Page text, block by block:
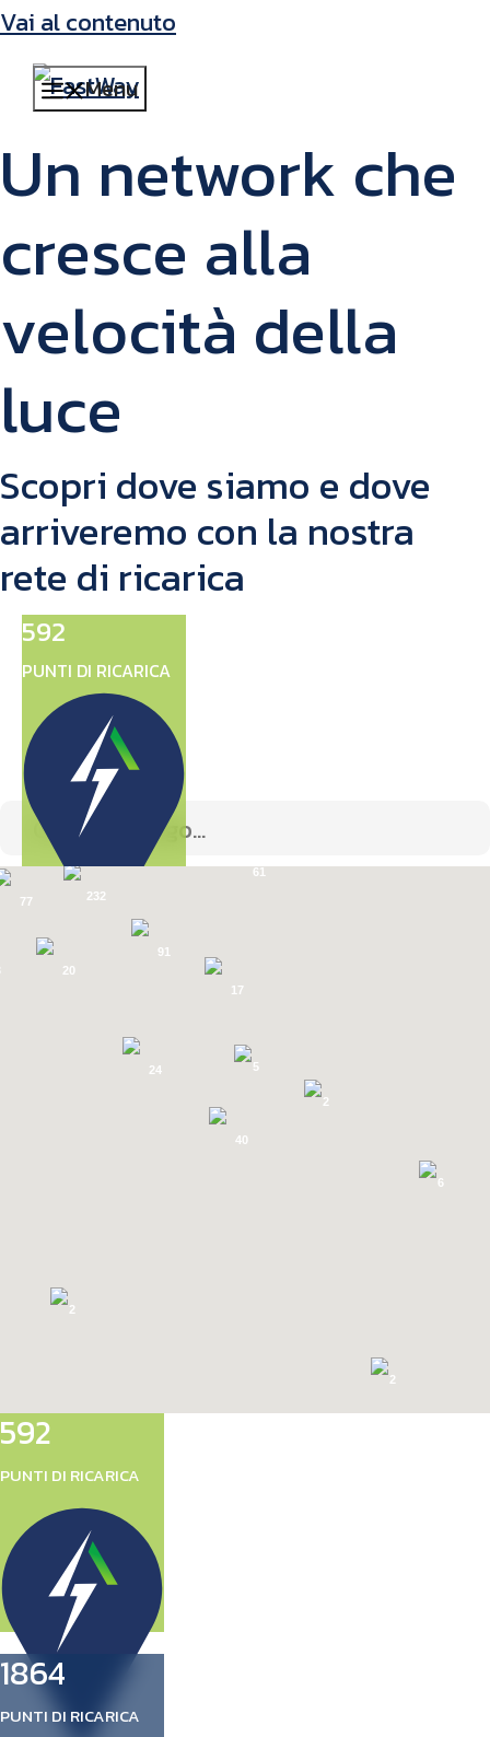
Vai al contenuto
Menu
Un network che
cresce alla
velocità della
luce
Scopri dove siamo e dove
arriveremo con la nostra
rete di ricarica
592
PUNTI DI RICARICA
ATTIVI
1864
IN FASE DI SVILUPPO
232
61
77
20
40
91
17
2
24 5
2
6
2
592
PUNTI DI RICARICA
1864
PUNTI DI RICARICA